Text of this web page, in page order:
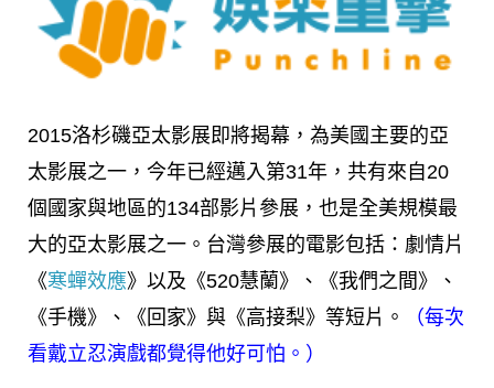
2015洛杉磯亞太影展即將揭幕，為美國主要的亞
太影展之一，今年已經邁入第31年，共有來自20
個國家與地區的134部影片參展，也是全美規模最
大的亞太影展之一。台灣參展的電影包括：劇情片
《寒蟬效應》以及《520慧蘭》、《我們之間》、
《手機》、《回家》與《高接梨》等短片。
（每次
看戴立忍演戲都覺得他好可怕。）